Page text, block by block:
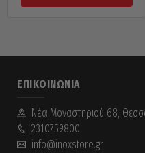
ΕΠΙΚΟΙΝΩΝΊΑ
Νέα Mοναστηριού 68,
2310759800
info@inoxstore.gr